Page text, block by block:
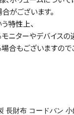
長財布 コードバン